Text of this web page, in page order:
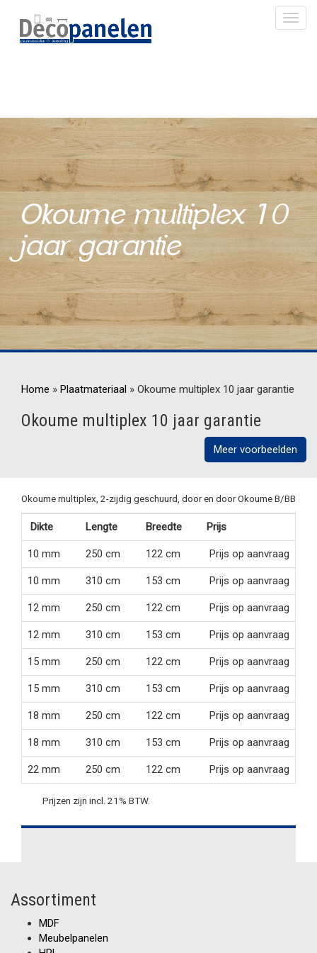
Okoume multiplex 10
jaar garantie
Home » Plaatmateriaal » Okoume multiplex 10 jaar garantie
Okoume multiplex 10 jaar garantie
Meer voorbeelden
Okoume multiplex, 2-zijdig geschuurd, door en door Okoume B/BB
Dikte Lengte Breedte Prijs
10 mm 250 cm 122 cm Prijs op aanvraag
10 mm 310 cm 153 cm Prijs op aanvraag
12 mm 250 cm 122 cm Prijs op aanvraag
12 mm 310 cm 153 cm Prijs op aanvraag
15 mm 250 cm 122 cm Prijs op aanvraag
15 mm 310 cm 153 cm Prijs op aanvraag
18 mm 250 cm 122 cm Prijs op aanvraag
18 mm 310 cm 153 cm Prijs op aanvraag
22 mm 250 cm 122 cm Prijs op aanvraag
Prijzen zijn incl. 21% BTW.
Assortiment
MDF
Meubelpanelen